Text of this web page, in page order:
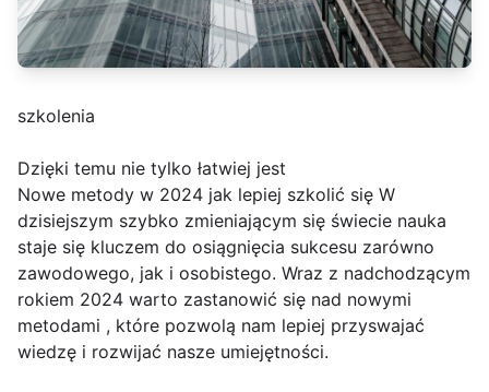
szkolenia
Dzięki temu nie tylko łatwiej jest
Nowe metody w 2024 jak lepiej szkolić się W
dzisiejszym szybko zmieniającym się świecie nauka
staje się kluczem do osiągnięcia sukcesu zarówno
zawodowego, jak i osobistego. Wraz z nadchodzącym
rokiem 2024 warto zastanowić się nad nowymi
metodami , które pozwolą nam lepiej przyswajać
wiedzę i rozwijać nasze umiejętności.